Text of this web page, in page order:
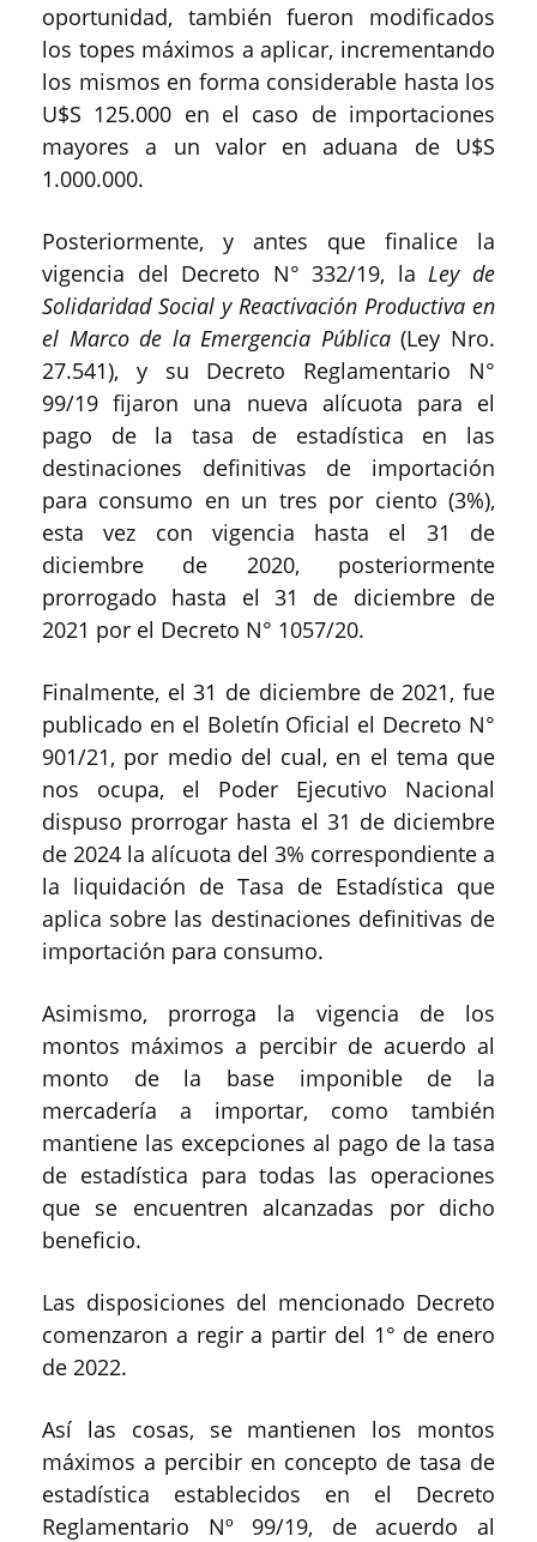
oportunidad, también fueron modificados
los topes máximos a aplicar, incrementando
los mismos en forma considerable hasta los
U$S 125.000 en el caso de importaciones
mayores a un valor en aduana de U$S
1.000.000.
Posteriormente, y antes que finalice la
vigencia del Decreto N° 332/19, la Ley de
Solidaridad Social y Reactivación Productiva en
el Marco de la Emergencia Pública(Ley Nro.
27.541), y su Decreto Reglamentario N°
99/19 fijaron una nueva alícuota para el
pago de la tasa de estadística en las
destinaciones definitivas de importación
para consumo en un tres por ciento (3%),
esta vez con vigencia hasta el 31 de
diciembre de 2020, posteriormente
prorrogado hasta el 31 de diciembre de
2021 por el Decreto N° 1057/20.
Finalmente, el 31 de diciembre de 2021, fue
publicado en el Boletín Oficial el Decreto N°
901/21, por medio del cual, en el tema que
nos ocupa, el Poder Ejecutivo Nacional
dispuso prorrogar hasta el 31 de diciembre
de 2024 la alícuota del 3% correspondiente a
la liquidación de Tasa de Estadística que
aplica sobre las destinaciones definitivas de
importación para consumo.
Asimismo, prorroga la vigencia de los
montos máximos a percibir de acuerdo al
monto de la base imponible de la
mercadería a importar, como también
mantiene las excepciones al pago de la tasa
de estadística para todas las operaciones
que se encuentren alcanzadas por dicho
beneficio.
Las disposiciones del mencionado Decreto
comenzaron a regir a partir del 1° de enero
de 2022.
Así las cosas, se mantienen los montos
máximos a percibir en concepto de tasa de
estadística establecidos en el Decreto
Reglamentario Nº 99/19, de acuerdo al